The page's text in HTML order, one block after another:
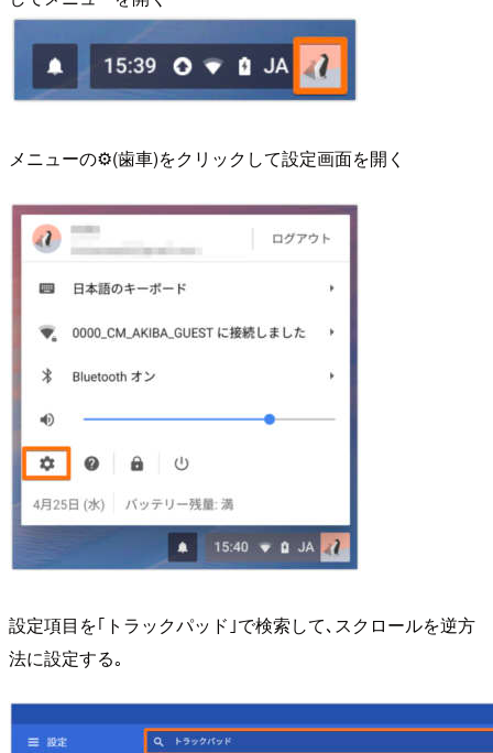
メニューの⚙(歯車)をクリックして設定画面を開く
設定項目を｢トラックパッド｣で検索して､スクロールを逆方
法に設定する｡